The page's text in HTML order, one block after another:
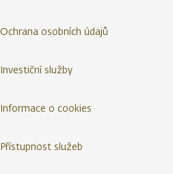
Ochrana osobních údajů
Investiční služby
Informace o cookies
Přístupnost služeb